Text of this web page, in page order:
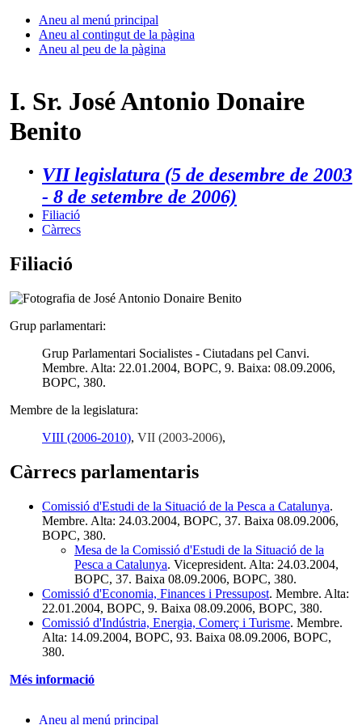
Aneu al menú principal
Aneu al contingut de la pàgina
Aneu al peu de la pàgina
I. Sr. José Antonio Donaire
Benito
VII legislatura (5 de desembre de 2003
- 8 de setembre de 2006)
Filiació
Càrrecs
Filiació
Grup parlamentari:
Grup Parlamentari Socialistes - Ciutadans pel Canvi.
Membre. Alta: 22.01.2004, BOPC, 9. Baixa: 08.09.2006,
BOPC, 380.
Membre de la legislatura:
VIII (2006-2010), VII (2003-2006),
Càrrecs parlamentaris
Comissió d'Estudi de la Situació de la Pesca a Catalunya.
Membre. Alta: 24.03.2004, BOPC, 37. Baixa 08.09.2006,
BOPC, 380.
Mesa de la Comissió d'Estudi de la Situació de la
Pesca a Catalunya. Vicepresident. Alta: 24.03.2004,
BOPC, 37. Baixa 08.09.2006, BOPC, 380.
Comissió d'Economia, Finances i Pressupost. Membre. Alta:
22.01.2004, BOPC, 9. Baixa 08.09.2006, BOPC, 380.
Comissió d'Indústria, Energia, Comerç i Turisme. Membre.
Alta: 14.09.2004, BOPC, 93. Baixa 08.09.2006, BOPC,
380.
Més informació
Aneu al menú principal